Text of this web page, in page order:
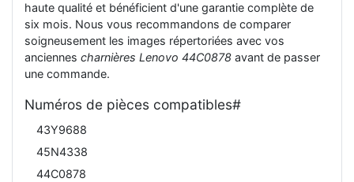
haute qualité et bénéficient d'une garantie complète de
six mois. Nous vous recommandons de comparer
soigneusement les images répertoriées avec vos
anciennes charnières Lenovo 44C0878 avant de passer
une commande.
Numéros de pièces compatibles#
43Y9688
45N4338
44C0878